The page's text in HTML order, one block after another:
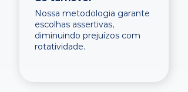
Nossa metodologia garante
escolhas assertivas,
diminuindo prejuízos com
rotatividade.